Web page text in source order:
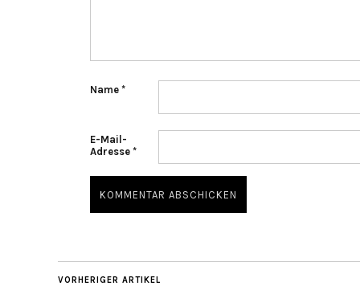
Name *
E-Mail-
Adresse *
VORHERIGER ARTIKEL